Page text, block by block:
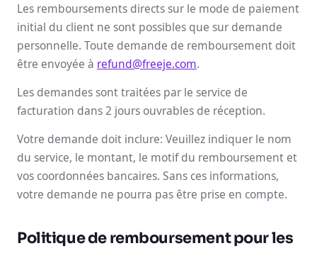
Les remboursements directs sur le mode de paiement
initial du client ne sont possibles que sur demande
personnelle. Toute demande de remboursement doit
être envoyée à refund@freeje.com.
Les demandes sont traitées par le service de
facturation dans 2 jours ouvrables de réception.
Votre demande doit inclure: Veuillez indiquer le nom
du service, le montant, le motif du remboursement et
vos coordonnées bancaires. Sans ces informations,
votre demande ne pourra pas être prise en compte.
Politique de remboursement pour les